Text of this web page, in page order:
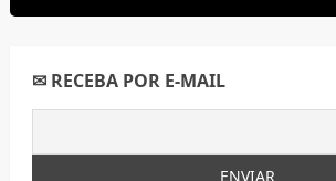
✉ RECEBA POR E-MAIL